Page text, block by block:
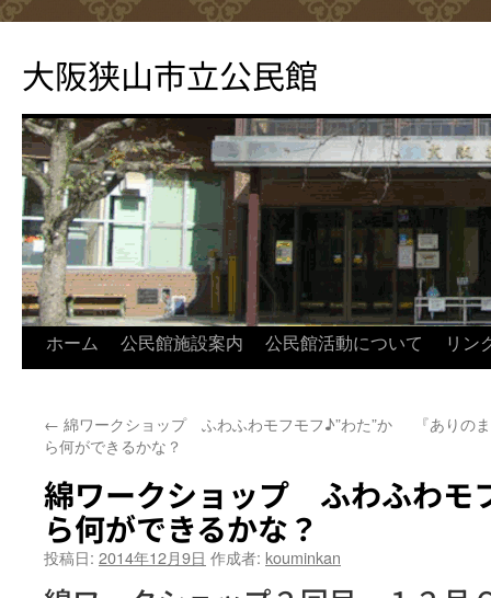
テ
ン
へ
ス
キ
ッ
プ
大阪狭山市立公民館
ホーム 公民館施設案内 公民館活動について リン
← 綿ワークショップ ふわふわモフモフ♪”わた”か
ら何ができるかな？
『ありの
綿ワークショップ ふわふわモ
ら何ができるかな？
投稿日: 2014年12月9日 作成者: kouminkan